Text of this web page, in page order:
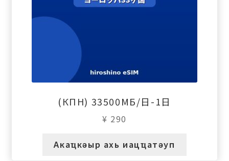
(КПН) 33500МБ/日-1日
¥ 290
Акаҵкәыр ахь иацҵатәуп